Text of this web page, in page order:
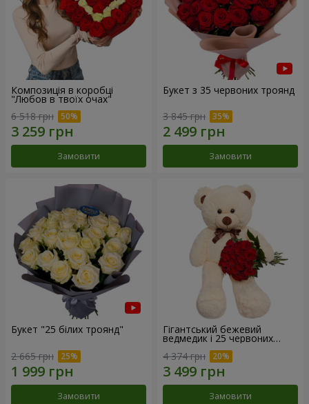
Композиція в коробці
"Любов в твоїх очах"
6 518 грн
Замовити
Букет з 35 червоних троянд
3 845 грн
Замовити
Букет "25 білих троянд"
2 665 грн
Замовити
Гігантський бежевий
ведмедик і 25 червоних
троянд
4 374 грн
Замовити